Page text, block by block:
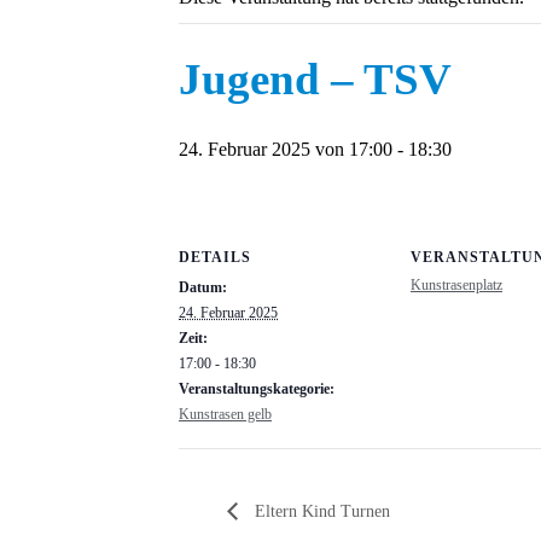
Jugend – TSV
24. Februar 2025 von 17:00 - 18:30
DETAILS
Datum:
24. Februar 2025
Zeit:
17:00 - 18:30
Veranstaltungskategorie:
Kunstrasen gelb
Kunstrasenplatz
Eltern Kind Turnen